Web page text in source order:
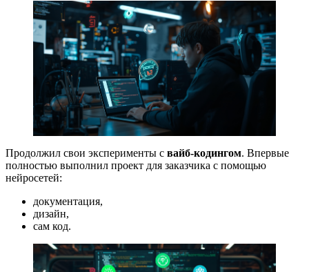
Продолжил свои эксперименты с вайб-кодингом. Впервые
полностью выполнил проект для заказчика с помощью
нейросетей:
документация,
дизайн,
сам код.